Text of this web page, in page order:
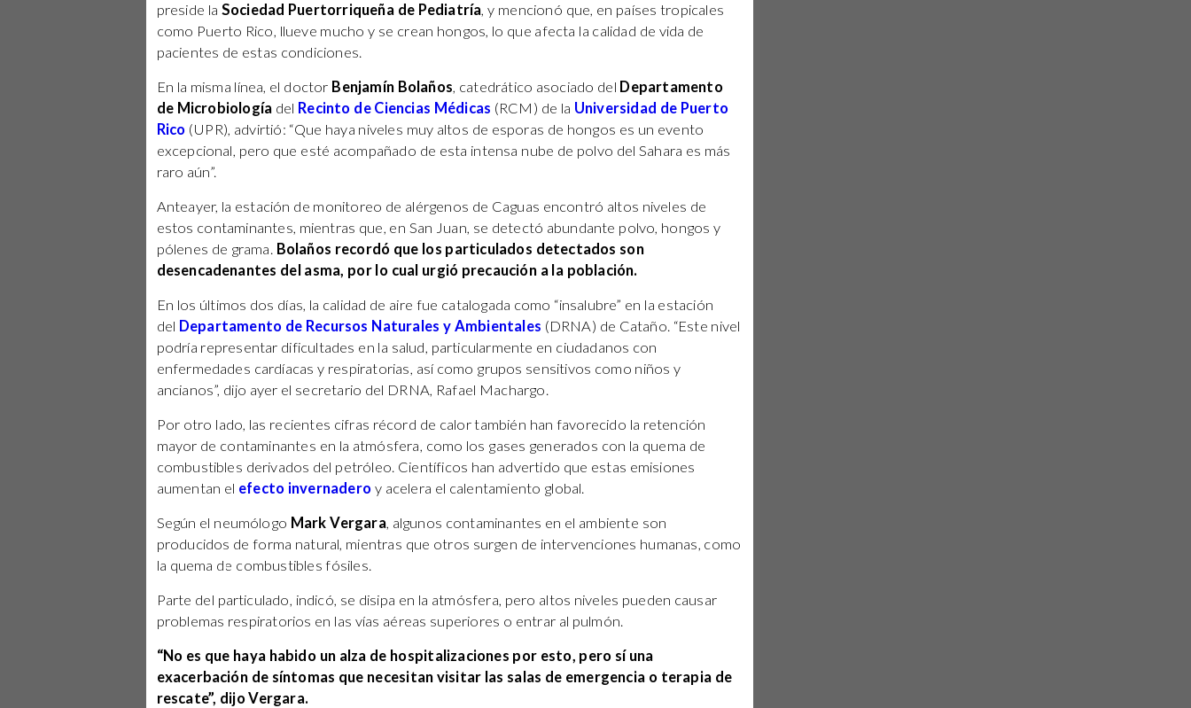
preside la Sociedad Puertorriqueña de Pediatría, y mencionó que, en países tropicales
como Puerto Rico, llueve mucho y se crean hongos, lo que afecta la calidad de vida de
pacientes de estas condiciones.
En la misma línea, el doctor Benjamín Bolaños, catedrático asociado del Departamento
de Microbiología del Recinto de Ciencias Médicas (RCM) de la Universidad de Puerto
Rico (UPR), advirtió: “Que haya niveles muy altos de esporas de hongos es un evento
excepcional, pero que esté acompañado de esta intensa nube de polvo del Sahara es más
raro aún”.
Anteayer, la estación de monitoreo de alérgenos de Caguas encontró altos niveles de
estos contaminantes, mientras que, en San Juan, se detectó abundante polvo, hongos y
pólenes de grama. Bolaños recordó que los particulados detectados son
desencadenantes del asma, por lo cual urgió precaución a la población.
En los últimos dos días, la calidad de aire fue catalogada como “insalubre” en la estación
del Departamento de Recursos Naturales y Ambientales (DRNA) de Cataño. “Este nivel
podría representar dificultades en la salud, particularmente en ciudadanos con
enfermedades cardíacas y respiratorias, así como grupos sensitivos como niños y
ancianos”, dijo ayer el secretario del DRNA, Rafael Machargo.
Por otro lado, las recientes cifras récord de calor también han favorecido la retención
mayor de contaminantes en la atmósfera, como los gases generados con la quema de
combustibles derivados del petróleo. Científicos han advertido que estas emisiones
aumentan el efecto invernadero y acelera el calentamiento global.
Según el neumólogo Mark Vergara, algunos contaminantes en el ambiente son
producidos de forma natural, mientras que otros surgen de intervenciones humanas, como
la quema de combustibles fósiles.
Parte del particulado, indicó, se disipa en la atmósfera, pero altos niveles pueden causar
problemas respiratorios en las vías aéreas superiores o entrar al pulmón.
“No es que haya habido un alza de hospitalizaciones por esto, pero sí una
exacerbación de síntomas que necesitan visitar las salas de emergencia o terapia de
rescate”, dijo Vergara.